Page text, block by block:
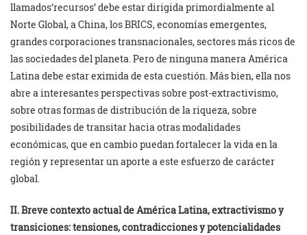
llamados‘recursos’ debe estar dirigida primordialmente al
Norte Global, a China, los BRICS, economías emergentes,
grandes corporaciones transnacionales, sectores más ricos de
las sociedades del planeta. Pero de ninguna manera América
Latina debe estar eximida de esta cuestión. Más bien, ella nos
abre a interesantes perspectivas sobre post-extractivismo,
sobre otras formas de distribución de la riqueza, sobre
posibilidades de transitar hacia otras modalidades
económicas, que en cambio puedan fortalecer la vida en la
región y representar un aporte a este esfuerzo de carácter
global.
II. Breve contexto actual de América Latina, extractivismo y
transiciones: tensiones, contradicciones y potencialidades